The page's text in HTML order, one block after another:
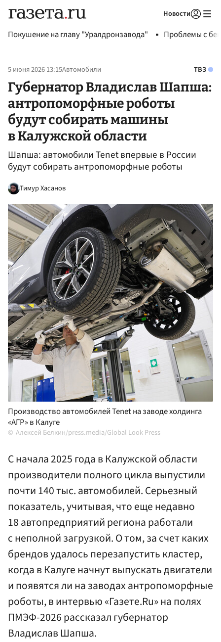
Новости
Покушение на главу "Уралдронзавода" Проблемы с
5 июня 2026 13:15Автомобили ТВЗ
Губернатор Владислав Шапша:
антропоморфные роботы
будут собирать машины
в Калужской области
Шапша: автомобили Tenet впервые в России
будут собирать антропоморфные роботы
Тимур Хасанов
Производство автомобилей Tenet на заводе холдинга
«АГР» в Калуге
Алексей Белкин/press.media/Global Look Press
С начала 2025 года в Калужской области
производители полного цикла выпустили
почти 140 тыс. автомобилей. Серьезный
показатель, учитывая, что еще недавно
18 автопредприятий региона работали
с неполной загрузкой. О том, за счет каких
брендов удалось перезапустить кластер,
когда в Калуге начнут выпускать двигатели
и появятся ли на заводах антропоморфные
роботы, в интервью «Газете.Ru» на полях
ПМЭФ-2026 рассказал губернатор
Владислав Шапша.